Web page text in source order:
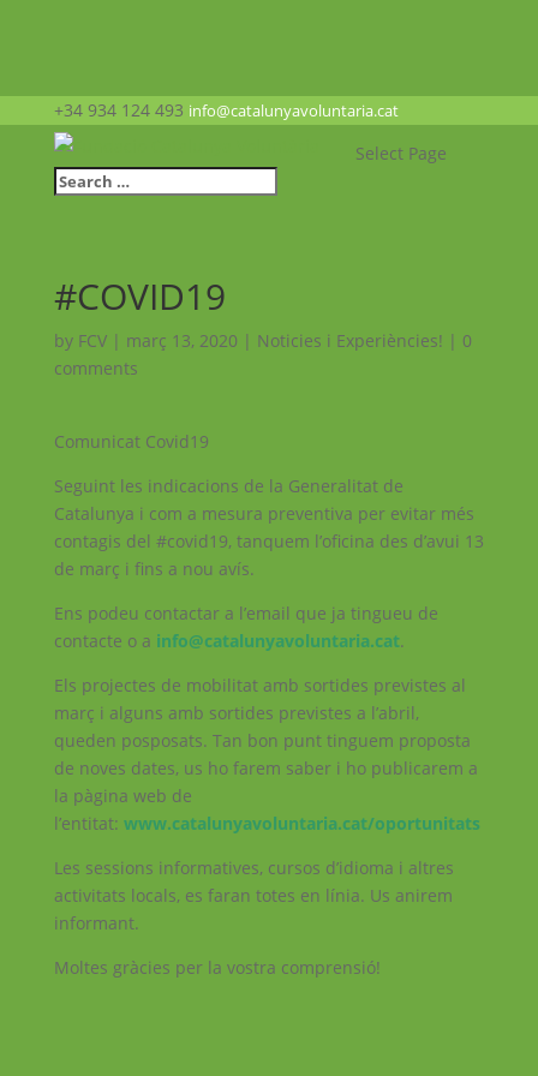
+34 934 124 493 info@catalunyavoluntaria.cat
Select Page
#COVID19
by FCV| març 13, 2020 | Noticies i Experiències! | 0
comments
Comunicat Covid19
Seguint les indicacions de la Generalitat de
Catalunya i com a mesura preventiva per evitar més
contagis del #covid19, tanquem l’oficina des d’avui 13
de març i fins a nou avís.
Ens podeu contactar a l’email que ja tingueu de
contacte o a info@catalunyavoluntaria.cat.
Els projectes de mobilitat amb sortides previstes al
març i alguns amb sortides previstes a l’abril,
queden posposats. Tan bon punt tinguem proposta
de noves dates, us ho farem saber i ho publicarem a
la pàgina web de
l’entitat: www.catalunyavoluntaria.cat/oportunitats
Les sessions informatives, cursos d’idioma i altres
activitats locals, es faran totes en línia. Us anirem
informant.
Moltes gràcies per la vostra comprensió!